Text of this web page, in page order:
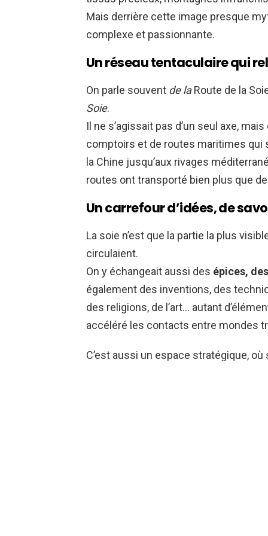
Mais derrière cette image presque
complexe et passionnante.
Un réseau tentaculaire qui
On parle souvent de laRoute de la
Soie.
Il ne s’agissait pas d’un seul axe,
comptoirs et de routes maritimes qui
la Chine jusqu’aux rivages
routes ont transporté bien plus que
Un carrefour d’idées, de
La soie n’est que la partie la plus
circulaient.
On y échangeait aussi des épices,
également des inventions, des
des religions, de l’art… autant
accéléré les contacts entre mondes
C’est aussi un espace stratégique,